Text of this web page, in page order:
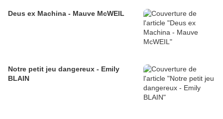
Deus ex Machina - Mauve McWEIL
Notre petit jeu dangereux - Emily
BLAIN